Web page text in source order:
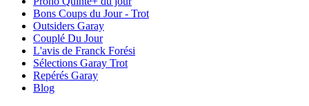
Bons Coups du Jour - Trot
Outsiders Garay
Couplé Du Jour
L'avis de Franck Forési
Sélections Garay Trot
Repérés Garay
Blog